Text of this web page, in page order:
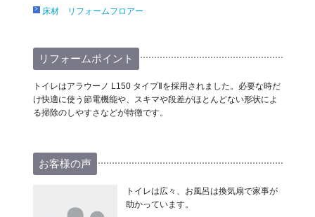
床材 リフォームフロアー
リフォームポイント
トイレはアラウーノ L150 タイプⅡを採用されました。必要な時だ
け快適に使う節電機能や、スキマや段差がほとんどない形状によ
る掃除のしやすさなどが特徴です。
お客様の声
トイレは広々、お風呂は換気扇で家事が
助かっています。